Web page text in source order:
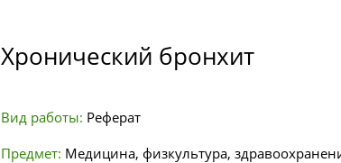
Хронический бронхит
Вид работы: Реферат
Предмет: Медицина, физкультура,